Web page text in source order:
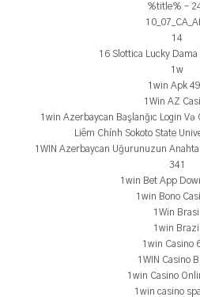
%title% –
14
16 Slottica Lucky
1w
1win Apk
1Win AZ
1win Azerbaycan Başlanğıc Login Və
Liêm Chính Sokoto State
1WIN Azerbaycan Uğurunuzun
341
1win Bet App
1win Bono
1Win Brasil
1win Brazil
1win Casino
1WIN Casino
1win Casino
1win casino